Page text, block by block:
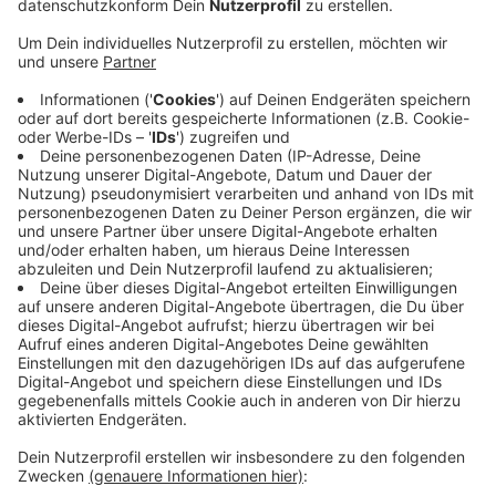
Anzeige
Weitere Geschädigte bitte bei der Kripo
Ahaus melden
Anzeige
Die Tatorte lagen an der Strönfeldstraße, Brinkstraße
und Katthagen. Mögliche weitere Geschädigte sollen
sich bei der Kripo Ahaus melden. Die sucht auch
Zeugen. Tel. (02561) 9260. Zur Tagesdienstzeit (08.00
Uhr bis 16.00 Uhr) auch gerne die direkte Durchwahl zur
Sachbearbeitung nutzen: Tel. (02561) 926-5811.